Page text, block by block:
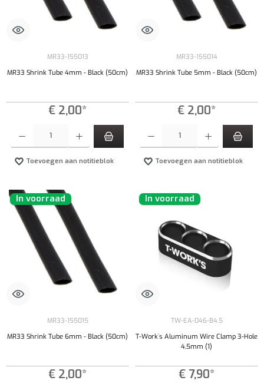
MR33-155013
MR33 Shrink Tube 4mm - Black (50cm)
€ 2,00*
Toevoegen aan notitieblok
MR33-155014
MR33 Shrink Tube 5mm - Black (50cm)
€ 2,00*
Toevoegen aan notitieblok
In voorraad
MR33-155015
MR33 Shrink Tube 6mm - Black (50cm)
€ 2,00*
In voorraad
TW-EA-046-B4.5
T-Work`s Aluminum Wire Clamp 3-Hole
4,5mm (1)
€ 7,90*